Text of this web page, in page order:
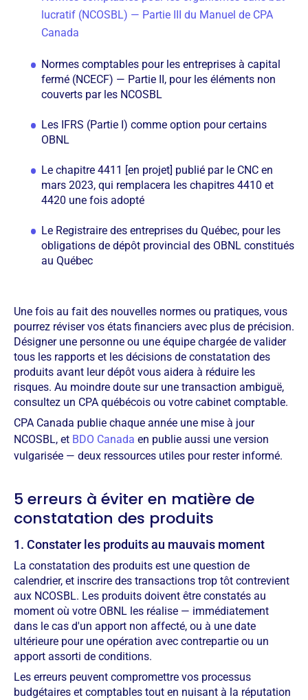
lucratif (NCOSBL) — Partie III du Manuel de CPA
Canada
Normes comptables pour les entreprises à capital
fermé (NCECF) — Partie II, pour les éléments non
couverts par les NCOSBL
Les IFRS (Partie I) comme option pour certains
OBNL
Le chapitre 4411 [en projet] publié par le CNC en
mars 2023, qui remplacera les chapitres 4410 et
4420 une fois adopté
Le Registraire des entreprises du Québec, pour les
obligations de dépôt provincial des OBNL constitués
au Québec
Une fois au fait des nouvelles normes ou pratiques, vous
pourrez réviser vos états financiers avec plus de précision.
Désigner une personne ou une équipe chargée de valider
tous les rapports et les décisions de constatation des
produits avant leur dépôt vous aidera à réduire les
risques. Au moindre doute sur une transaction ambiguë,
consultez un CPA québécois ou votre cabinet comptable.
CPA Canada publie chaque année une mise à jour
NCOSBL, et BDO Canada en publie aussi une version
vulgarisée — deux ressources utiles pour rester informé.
5 erreurs à éviter en matière de
constatation des produits
1. Constater les produits au mauvais moment
La constatation des produits est une question de
calendrier, et inscrire des transactions trop tôt contrevient
aux NCOSBL. Les produits doivent être constatés au
moment où votre OBNL les réalise — immédiatement
dans le cas d'un apport non affecté, ou à une date
ultérieure pour une opération avec contrepartie ou un
apport assorti de conditions.
Les erreurs peuvent compromettre vos processus
budgétaires et comptables tout en nuisant à la réputation